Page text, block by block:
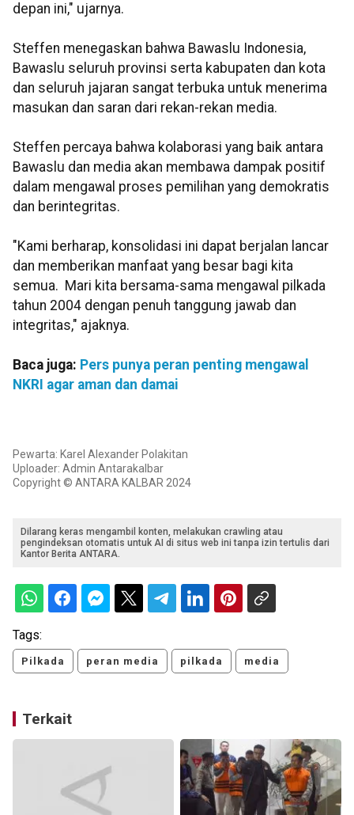
depan ini," ujarnya.
Steffen menegaskan bahwa Bawaslu Indonesia,
Bawaslu seluruh provinsi serta kabupaten dan kota
dan seluruh jajaran sangat terbuka untuk menerima
masukan dan saran dari rekan-rekan media.
Steffen percaya bahwa kolaborasi yang baik antara
Bawaslu dan media akan membawa dampak positif
dalam mengawal proses pemilihan yang demokratis
dan berintegritas.
"Kami berharap, konsolidasi ini dapat berjalan lancar
dan memberikan manfaat yang besar bagi kita
semua. Mari kita bersama-sama mengawal pilkada
tahun 2004 dengan penuh tanggung jawab dan
integritas," ajaknya.
Baca juga: Pers punya peran penting mengawal
NKRI agar aman dan damai
Pewarta: Karel Alexander Polakitan
Uploader: Admin Antarakalbar
Copyright © ANTARA KALBAR 2024
Dilarang keras mengambil konten, melakukan crawling atau
pengindeksan otomatis untuk AI di situs web ini tanpa izin tertulis dari
Kantor Berita ANTARA.
Tags:
Pilkada peran media pilkada media
Terkait